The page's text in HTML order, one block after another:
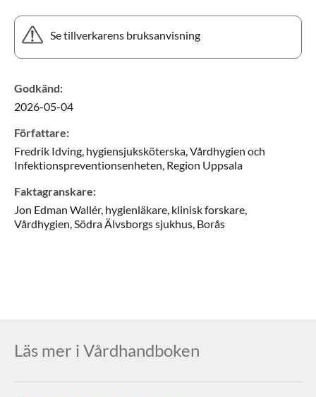
Se tillverkarens bruksanvisning
Godkänd:
2026-05-04
Författare:
Fredrik Idving, hygiensjuksköterska,Vårdhygien och
Infektionspreventionsenheten, Region Uppsala
Faktagranskare:
Jon Edman Wallér, hygienläkare, klinisk forskare,
Vårdhygien, Södra Älvsborgs sjukhus, Borås
Läs mer i Vårdhandboken